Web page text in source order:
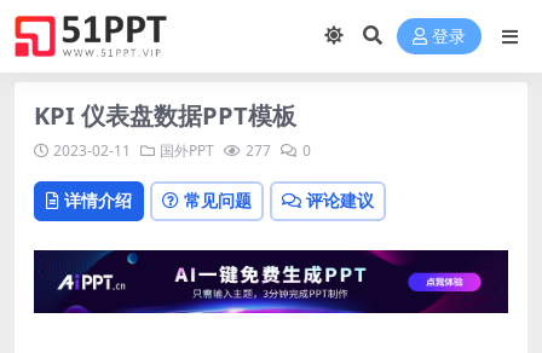
登录
KPI 仪表盘数据PPT模板
2023-02-11 国外PPT 277 0
详情介绍 常见问题 评论建议